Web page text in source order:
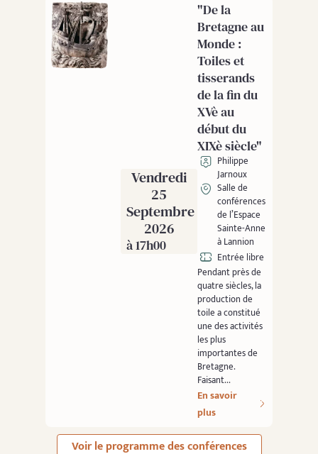
Vendredi
25
Septembre
2026
à 17h00
"De la
Bretagne au
Monde :
Toiles et
tisserands
de la fin du
XVè au
début du
XIXè siècle"
Philippe
Jarnoux
Salle de
conférences
de l’Espace
Sainte-Anne
à Lannion
Entrée libre
Pendant près de
quatre siècles, la
production de
toile a constitué
une des activités
les plus
importantes de
Bretagne.
Faisant...
En savoir
plus
Voir le programme des conférences